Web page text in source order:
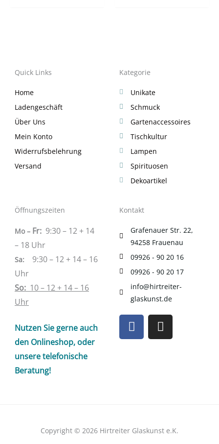
Quick Links
Home
Ladengeschäft
Über Uns
Mein Konto
Widerrufsbelehrung
Versand
Kategorie
Unikate
Schmuck
Gartenaccessoires
Tischkultur
Lampen
Spirituosen
Dekoartikel
Öffnungszeiten
Mo – Fr: 9:30 – 12 + 14
– 18 Uhr
Sa: 9:30 – 12 + 14 – 16
Uhr
So: 10 – 12 + 14 – 16
Uhr
Nutzen Sie gerne auch
den Onlineshop, oder
unsere telefonische
Beratung!
Kontakt
Grafenauer Str. 22,
94258 Frauenau
09926 - 90 20 16
09926 - 90 20 17
info@hirtreiter-
glaskunst.de
F
a
c
I
n
s
Copyright © 2026 Hirtreiter Glaskunst e.K.